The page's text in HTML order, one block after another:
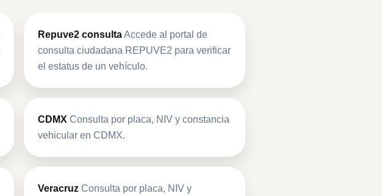
Repuve2 consultaAccede al portal de
consulta ciudadana REPUVE2 para verificar
el estatus de un vehículo.
CDMX Consulta por placa, NIV y constancia
vehicular en CDMX.
Veracruz Consulta por placa, NIV y